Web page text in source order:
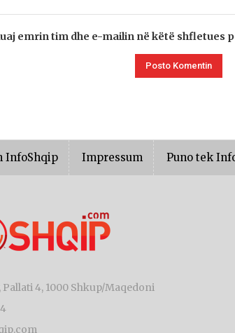
emrin tim dhe e-mailin në këtë shfletues
InfoShqip Impressum Puno tek
Pallati 4, 1000 Shkup/Maqedoni